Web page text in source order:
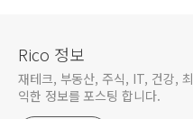
Rico 정보
재테크, 부동산, 주식, IT, 건강,
익한 정보를 포스팅 합니다.